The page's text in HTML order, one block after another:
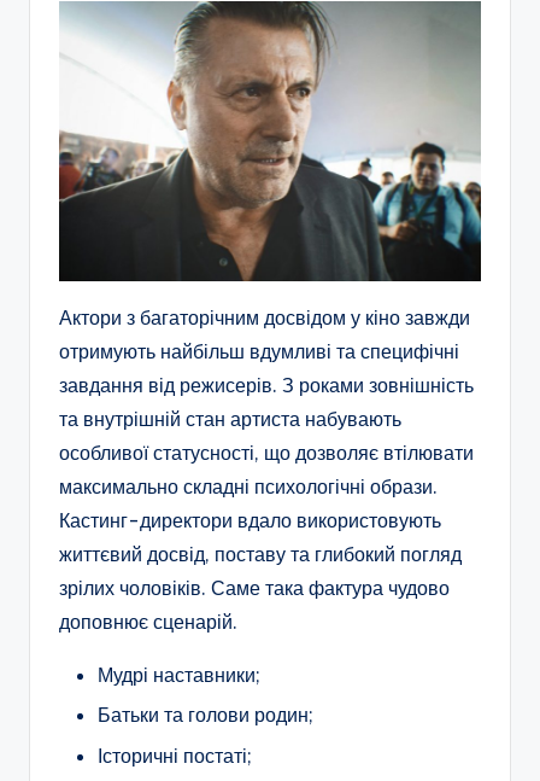
Актори з багаторічним досвідом у кіно завжди
отримують найбільш вдумливі та специфічні
завдання від режисерів. З роками зовнішність
та внутрішній стан артиста набувають
особливої статусності, що дозволяє втілювати
максимально складні психологічні образи.
Кастинг-директори вдало використовують
життєвий досвід, поставу та глибокий погляд
зрілих чоловіків. Саме така фактура чудово
доповнює сценарій.
Мудрі наставники;
Батьки та голови родин;
Історичні постаті;